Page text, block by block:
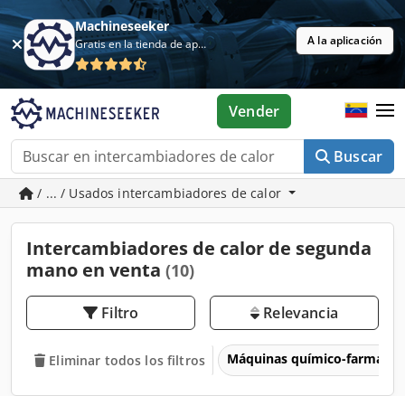
Machineseeker
Gratis en la tienda de aplicaciones A la aplicación
Buscar
Vender
/ ... / Usados intercambiadores de calor
Intercambiadores de calor de segunda
mano en venta (10)
Filtro Relevancia
Eliminar todos los filtros Máquinas químico-